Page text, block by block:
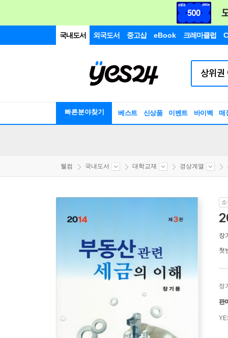
국내도서 외국도서 중고샵 eBook 크레마클럽
빠른분야찾기 베스트 신상품 이벤트 바이백 매
웰컴 국내도서 대학교재 경상계열
장
첫
정
판